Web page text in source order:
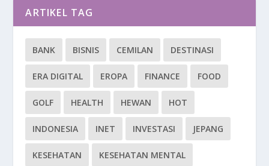
ARTIKEL TAG
BANK BISNIS CEMILAN DESTINASI
ERA DIGITAL EROPA FINANCE FOOD
GOLF HEALTH HEWAN HOT
INDONESIA INET INVESTASI JEPANG
KESEHATAN KESEHATAN MENTAL